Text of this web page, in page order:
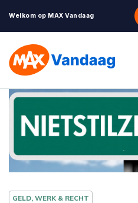
Welkom op MAX Vandaag
GELD, WERK & RECHT